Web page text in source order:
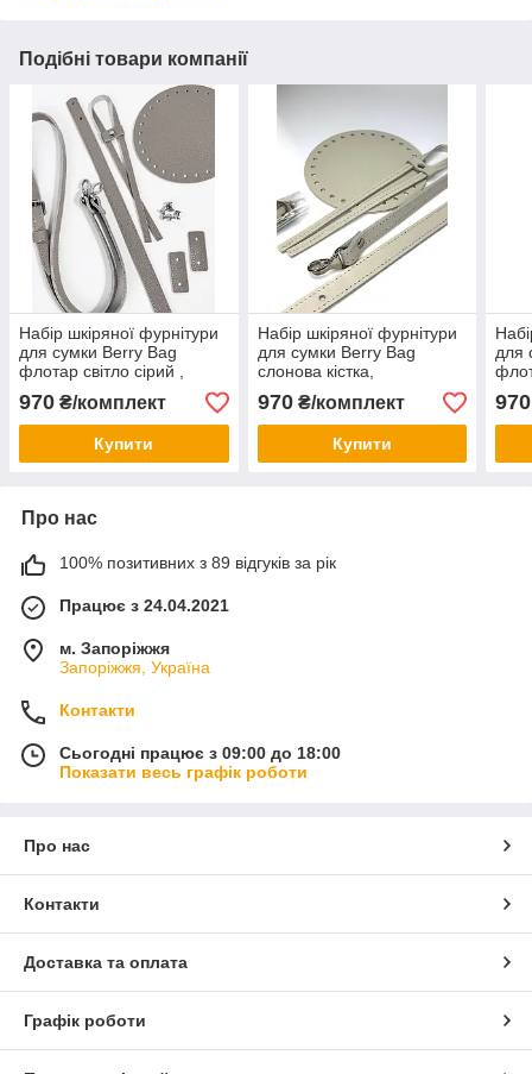
Подібні товари компанії
Набір шкіряної фурнітури
для сумки Berry Bag
флотар світло сірий ,
натуральна шкіра
970 ₴/комплект
Купити
Набір шкіряної фурнітури
для сумки Berry Bag
слонова кістка,
натуральна шкіра
970₴/комплект
Купити
для
970
Про нас
100% позитивних з 89 відгуків за рік
Працює з 24.04.2021
м. Запоріжжя
Запоріжжя, Україна
Контакти
Сьогодні працює з 09:00 до 18:00
Показати весь графік роботи
Про нас
Контакти
Доставка та оплата
Графік роботи